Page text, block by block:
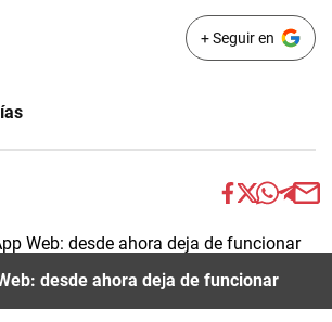
+ Seguir en
desde ahora deja de funcionar